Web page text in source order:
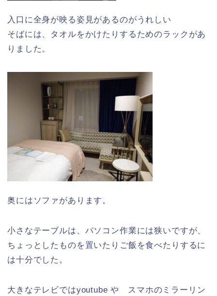
入口に全身が映る姿見があるのがうれしい
そばには、タオルをかけたりするためのラックがあ
りました。
奥にはソファがあります。
小さなテーブルは、パソコン作業には狭いですが、
ちょっとしたものを置いたりご飯を食べたりするに
は十分でした。
大きなテレビではyoutube や スマホのミラーリン